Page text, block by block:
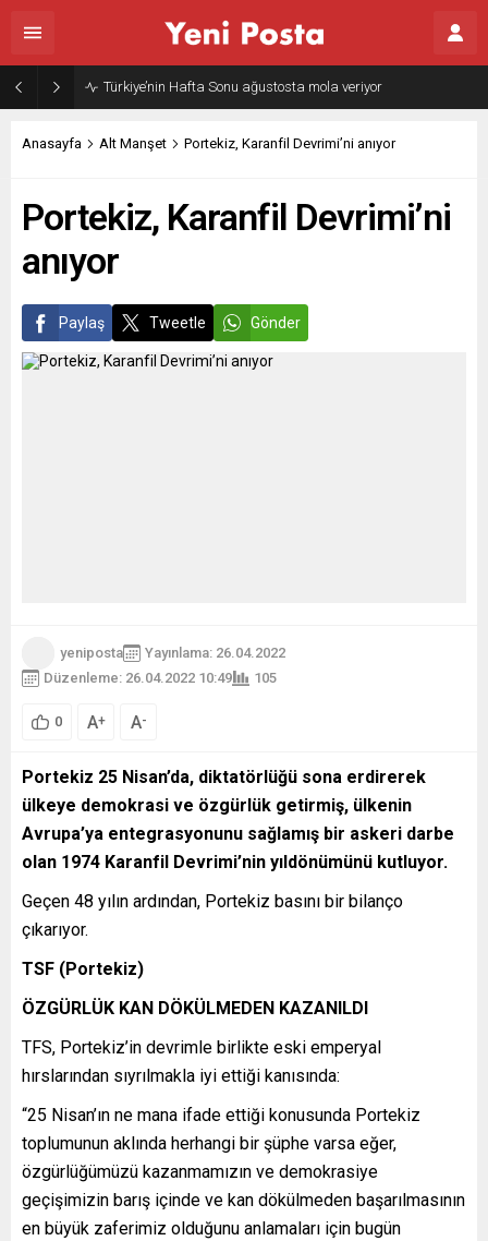
Türkiye’nin Hafta Sonu ağustosta mola veriyor
Anasayfa Alt Manşet Portekiz, Karanfil Devrimi’ni anıyor
Portekiz, Karanfil Devrimi’ni
anıyor
Paylaş Tweetle Gönder
yeniposta
Yayınlama: 26.04.2022
Düzenleme: 26.04.2022 10:49
105
0 A+ A-
Portekiz 25 Nisan’da, diktatörlüğü sona erdirerek
ülkeye demokrasi ve özgürlük getirmiş, ülkenin
Avrupa’ya entegrasyonunu sağlamış bir askeri darbe
olan 1974 Karanfil Devrimi’nin yıldönümünü kutluyor.
Geçen 48 yılın ardından, Portekiz basını bir bilanço
çıkarıyor.
TSF (Portekiz)
ÖZGÜRLÜK KAN DÖKÜLMEDEN KAZANILDI
TFS, Portekiz’in devrimle birlikte eski emperyal
hırslarından sıyrılmakla iyi ettiği kanısında:
“25 Nisan’ın ne mana ifade ettiği konusunda Portekiz
toplumunun aklında herhangi bir şüphe varsa eğer,
özgürlüğümüzü kazanmamızın ve demokrasiye
geçişimizin barış içinde ve kan dökülmeden başarılmasının
en büyük zaferimiz olduğunu anlamaları için bugün